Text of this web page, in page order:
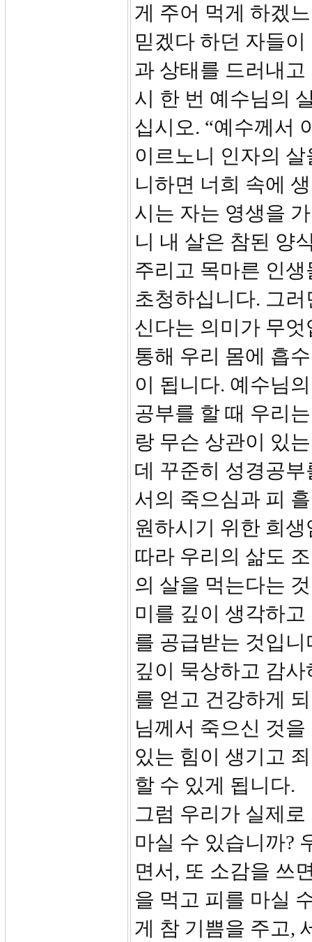
게 주어 먹게 하겠
믿겠다 하던 자들
과 상태를 드러내
시 한 번 예수님의
십시오. “예수께서
이르노니 인자의
니하면 너희 속에
시는 자는 영생을
니 내 살은 참된 양
주리고 목마른 인
초청하십니다. 그
신다는 의미가 무
통해 우리 몸에 흡
이 됩니다. 예수님
공부를 할 때 우리
랑 무슨 상관이 있
데 꾸준히 성경공
서의 죽으심과 피
원하시기 위한 희
따라 우리의 삶도
의 살을 먹는다는
미를 깊이 생각하
를 공급받는 것입
깊이 묵상하고 감
를 얻고 건강하게
님께서 죽으신 것
있는 힘이 생기고
할 수 있게 됩니다.
그럼 우리가 실제
마실 수 있습니까?
면서, 또 소감을 쓰
을 먹고 피를 마실
게 참 기쁨을 주고,